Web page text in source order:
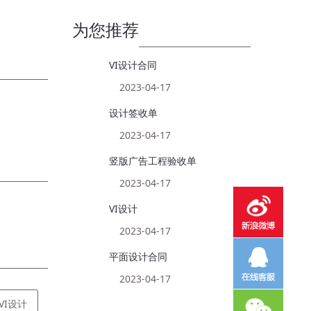
设计
为您推荐
VI设计合同
2023-04-17
设计签收单
2023-04-17
竖版广告工程验收单
2023-04-17
VI设计
2023-04-17
平面设计合同
2023-04-17